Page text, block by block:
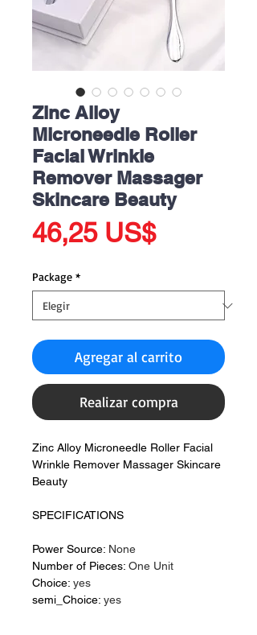
Zinc Alloy
Microneedle Roller
Facial Wrinkle
Remover Massager
Skincare Beauty
46,25 US$Precio
Package *
Agregar al carrito
Realizar compra
Zinc Alloy Microneedle Roller Facial
Wrinkle Remover Massager Skincare
Beauty
SPECIFICATIONS
Power Source: None
Number of Pieces: One Unit
Choice: yes
semi_Choice: yes